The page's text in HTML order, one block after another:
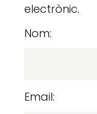
electrònic.
Nom:
Email: